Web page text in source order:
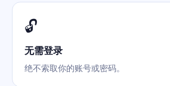
🔓
无需登录
绝不索取你的账号或密码。